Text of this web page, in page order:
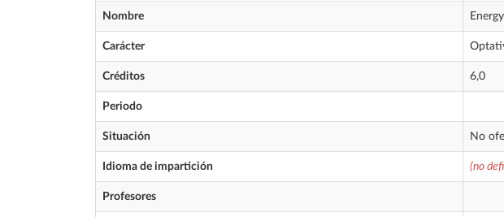
Nombre
Carácter
Créditos 6,0
Periodo
Situación No
Idioma de impartición (no
Profesores